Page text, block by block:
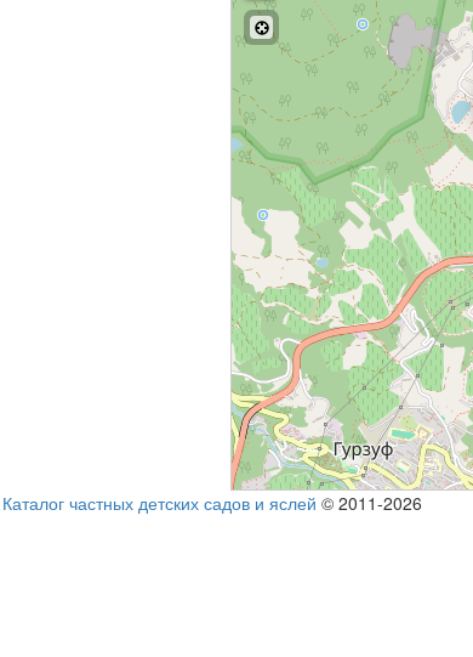
Каталог частных детских садов и яслей © 2011-2026